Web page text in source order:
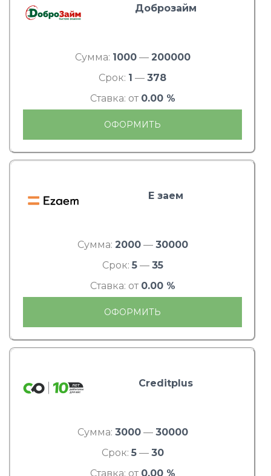
Доброзайм
Сумма: 1000— 200000
Срок: 1 — 378
Ставка: от 0.00 %
ОФОРМИТЬ
Е заем
Сумма: 2000— 30000
Срок: 5— 35
Ставка: от 0.00 %
ОФОРМИТЬ
Creditplus
Сумма: 3000— 30000
Срок: 5— 30
Ставка: от 0.00 %